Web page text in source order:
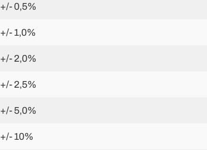
+/- 0,5%
+/- 1,0%
+/- 2,0%
+/- 2,5%
+/- 5,0%
+/- 10%